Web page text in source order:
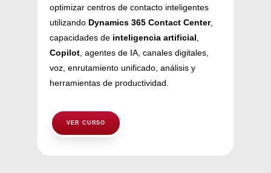
optimizar centros de contacto inteligentes
utilizando Dynamics 365 Contact Center,
capacidades de inteligencia artificial
Copilot , agentes de IA, canales digitales,
voz, enrutamiento unificado, análisis y
herramientas de productividad.
VER CURSO